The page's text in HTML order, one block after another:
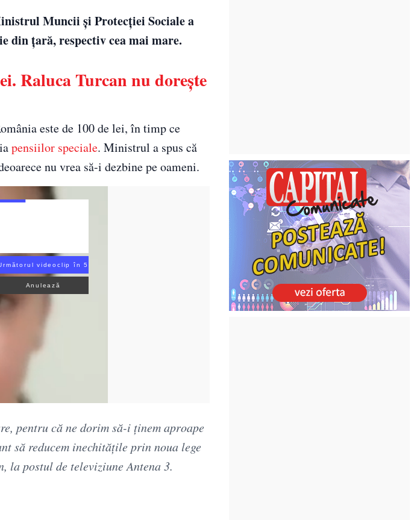
Muncii și Protecției Sociale a
din țară, respectiv cea mai mare.
Raluca Turcan nu dorește
este de 100 de lei, în timp ce
pensiilor speciale. Ministrul a spus că
nu vrea să-i dezbine pe oameni.
pentru că ne dorim să-i ținem aproape
să reducem inechitățile prin noua lege
la postul de televiziune Antena 3.